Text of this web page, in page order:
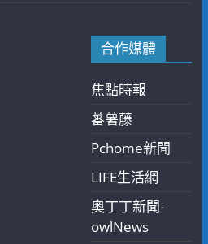
合作媒體
焦點時報
蕃薯藤
Pchome新聞
LIFE生活網
奧丁丁新聞-
owlNews